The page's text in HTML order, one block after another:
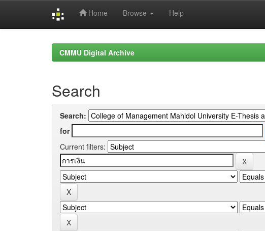
Home Browse Help
CMMU Digital Archive
Search
Search:
for
Current filters: